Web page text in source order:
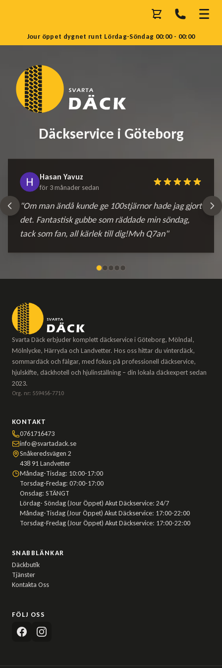
Jour öppet dygnet runt Lördag-Söndag 00:00 - 00:00
Däckservice i Göteborg
Hasan Yavuz
för 3 månader sedan
"Om man ändå kunde ge 100stjärnor hade jag gjort
det. Fantastisk gubbe som räddade min söndag,
tack som fan, all kärlek till dig!Mvh Q7an"
Svarta Däck erbjuder komplett däckservice i Göteborg, Mölndal,
Mölnlycke, Härryda och Landvetter. Hos oss hittar du vinterdäck,
sommardäck och fälgar, med fokus på professionell däckservice,
hjulskifte, däckhotell och hjulinställning – din lokala däckexpert sedan
2023.
Org. nr: 559456-7710
KONTAKT
0761716473
info@svartadack.se
Snåkeredsvägen 2
438 91 Landvetter
Måndag-Tisdag: 10:00-17:00
Torsdag-Fredag: 07:00-17:00
Onsdag: STÄNGT
Lördag- Söndag (Jour Öppet) Akut Däckservice: 24/7
Måndag-Tisdag (Jour Öppet) Akut Däckservice: 17:00-22:00
Torsdag-Fredag (Jour Öppet) Akut Däckservice: 17:00-22:00
SNABBLÄNKAR
Däckbutik
Tjänster
Kontakta Oss
FÖLJ OSS